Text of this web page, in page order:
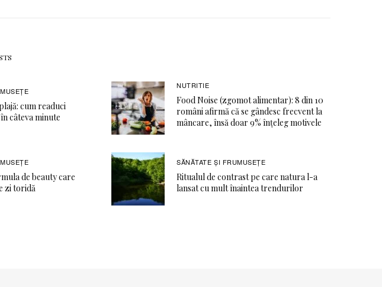
cum readuci
câteva minute
NUTRITIE
Food Noise (zgomot alimentar): 8 din 10
români afirmă că se gândesc frecvent la
mâncare, însă doar 9% înțeleg motivele
de beauty care
zi toridă
SĂNĂTATE ŞI FRUMUSEȚE
Ritualul de contrast pe care natura l-a
lansat cu mult înaintea trendurilor